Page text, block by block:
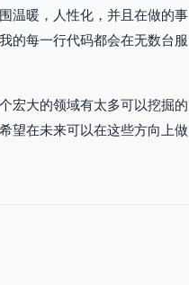
温暖，人性化，并且在做的事
的每一行代码都会在无数台服
宏大的领域有太多可以挖掘的
望在未来可以在这些方向上做